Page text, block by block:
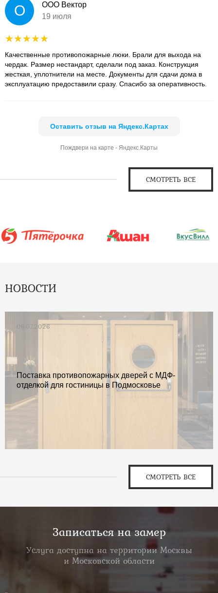
О
ООО Вектор
19 июля
Качественные противопожарные люки. Брали для выхода на
чердак. Размер нестандарт, сделали под заказ. Конструкция
жесткая, уплотнители на месте. Документы для сдачи дома в
эксплуатацию предоставили сразу. Спасибо за оперативность.
Оставить отзыв на Яндекс.Картах
Пождвери на карте - Яндекс.Карты
СМОТРЕТЬ ВСЕ
НОВОСТИ
06.07.2026
Поставка противопожарных дверей с МДФ-
отделкой для гостиницы в Подмосковье
СМОТРЕТЬ ВСЕ
Записаться на замер
Услуга доступна на территории Москвы
и Московской области